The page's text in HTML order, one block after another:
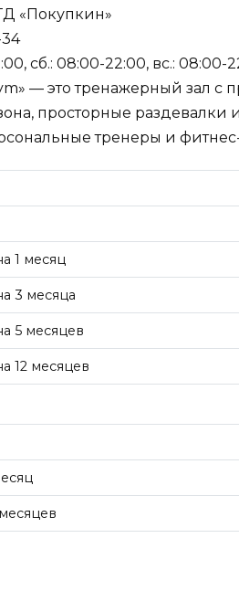
«Покупкин»
сб.: 08:00-22:00, вс.: 08:00-
— это тренажерный зал с
просторные раздевалки
тренеры и
1 месяц
3 месяца
5 месяцев
12 месяцев